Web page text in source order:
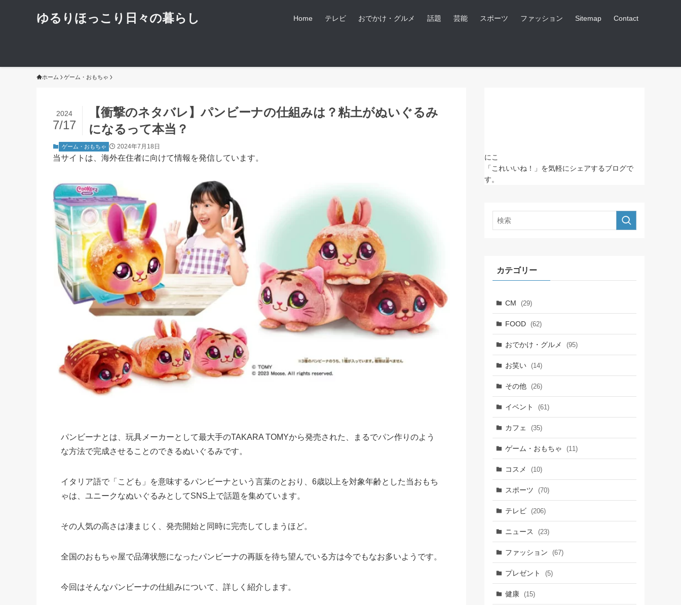
ゆるりほっこり日々の暮らし Home テレビ おでかけ・グルメ 話題 芸能 スポーツ ファッション Sitemap Contact
ホーム ゲーム・おもちゃ
【衝撃のネタバレ】パンビーナの仕組みは？粘土がぬいぐるみ
になるって本当？
2024
7/17
ゲーム・おもちゃ 2024年7月18日
当サイトは、海外在住者に向けて情報を発信しています。
パンビーナとは、玩具メーカーとして最大手のTAKARA TOMYから発売された、まるでパン作りのよう
な方法で完成させることのできるぬいぐるみです。
イタリア語で「こども」を意味するパンビーナという言葉のとおり、6歳以上を対象年齢とした当おもち
ゃは、ユニークなぬいぐるみとしてSNS上で話題を集めています。
その人気の高さは凄まじく、発売開始と同時に完売してしまうほど。
全国のおもちゃ屋で品薄状態になったパンビーナの再販を待ち望んでいる方は今でもなお多いようです。
今回はそんなパンビーナの仕組みについて、詳しく紹介します。
にこ
「これいいね！」を気軽にシェアするブログで
す。
カテゴリー
CM (29)
FOOD (62)
おでかけ・グルメ (95)
お笑い (14)
その他 (26)
イベント (61)
カフェ (35)
ゲーム・おもちゃ (11)
コスメ (10)
スポーツ (70)
テレビ (206)
ニュース (23)
ファッション (67)
プレゼント (5)
健康 (15)